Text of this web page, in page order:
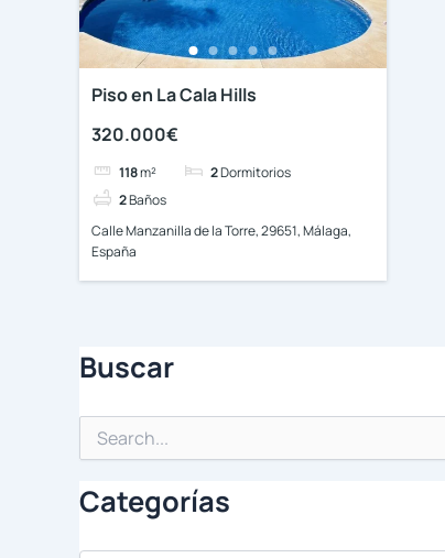
Piso en La Cala Hills
320.000€
118m² 2Dormitorios
2Baños
Calle Manzanilla de la Torre, 29651, Málaga,
España
Buscar
Buscar
por:
Categorías